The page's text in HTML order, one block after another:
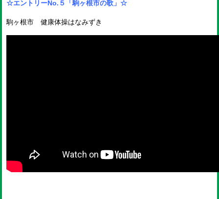
☆エントリーNo.５ 「駒ヶ根市の歌」☆
駒ヶ根市 健康体操はなみずき